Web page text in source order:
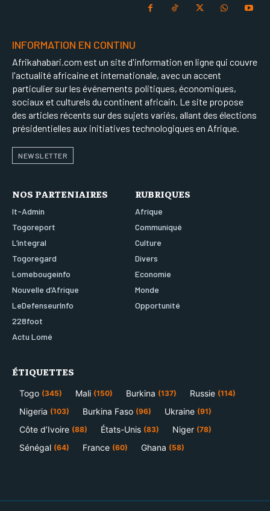
INFORMATION EN CONTINU
Afrikahabari.com est un site d'information en ligne qui couvre
l'actualité africaine et internationale, avec un accent
particulier sur les événements politiques, économiques,
sociaux et culturels du continent africain. Le site propose
des articles récents sur des sujets variés, allant des élections
présidentielles aux initiatives technologiques en Afrique.
NEWSLETTER
NOS PARTENIAIRES
It-Admin
Togoreport
L’integral
Togoregard
Lomebougeinfo
Nouvelle d’Afrique
LeDefenseurInfo
228foot
Actu Lomé
RUBRIQUES
Afrique
Communiqué
Culture
Divers
Economie
Monde
Opportunité
ÉTIQUETTES
Togo (345) Mali (150) Burkina (137) Russie (114)
Nigeria (103) Burkina Faso (96) Ukraine (91)
Côte d’Ivoire (88) États-Unis (83) Niger (78)
Sénégal (64) France (60) Ghana (58)